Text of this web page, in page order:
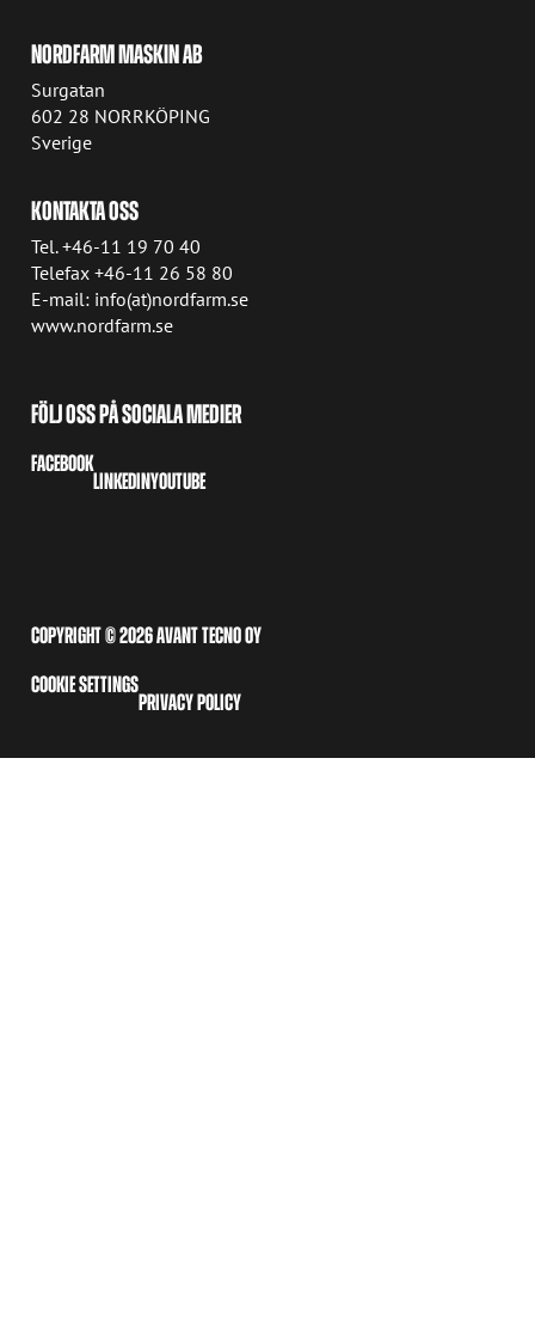
NORDFARM MASKIN AB
Surgatan
602 28 NORRKÖPING
Sverige
KONTAKTA OSS
Tel. +46-11 19 70 40
Telefax +46-11 26 58 80
E-mail: info(at)nordfarm.se
www.nordfarm.se
FÖLJ OSS PÅ SOCIALA MEDIER
FACEBOOK
LINKEDINYOUTUBE
COPYRIGHT © 2026 AVANT TECNO OY
COOKIE SETTINGS
PRIVACY POLICY